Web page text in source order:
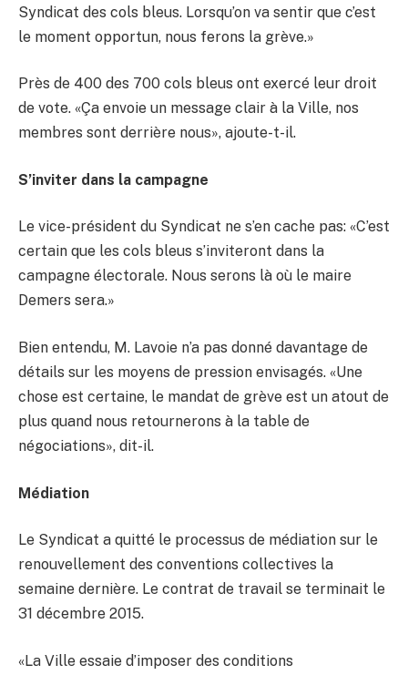
Syndicat des cols bleus. Lorsqu’on va sentir que c’est
le moment opportun, nous ferons la grève.»
Près de 400 des 700 cols bleus ont exercé leur droit
de vote. «Ça envoie un message clair à la Ville, nos
membres sont derrière nous», ajoute-t-il.
S’inviter dans la campagne
Le vice-président du Syndicat ne s’en cache pas: «C’est
certain que les cols bleus s’inviteront dans la
campagne électorale. Nous serons là où le maire
Demers sera.»
Bien entendu, M. Lavoie n’a pas donné davantage de
détails sur les moyens de pression envisagés. «Une
chose est certaine, le mandat de grève est un atout de
plus quand nous retournerons à la table de
négociations», dit-il.
Médiation
Le Syndicat a quitté le processus de médiation sur le
renouvellement des conventions collectives la
semaine dernière. Le contrat de travail se terminait le
31 décembre 2015.
«La Ville essaie d’imposer des conditions